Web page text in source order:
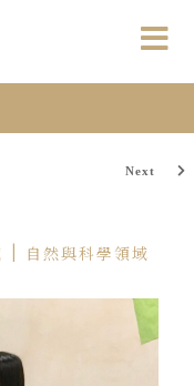
Next
自然與科學領域